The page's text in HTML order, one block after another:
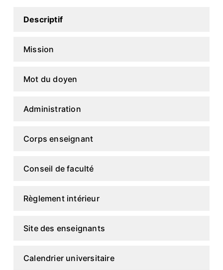
Descriptif
Mission
Mot du doyen
Administration
Corps enseignant
Conseil de faculté
Règlement intérieur
Site des enseignants
Calendrier universitaire